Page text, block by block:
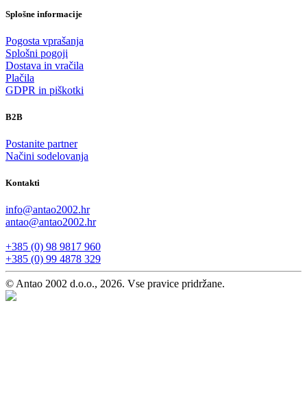
Splošne informacije
Pogosta vprašanja
Splošni pogoji
Dostava in vračila
Plačila
GDPR in piškotki
B2B
Postanite partner
Načini sodelovanja
Kontakti
info@antao2002.hr
antao@antao2002.hr
+385 (0) 98 9817 960
+385 (0) 99 4878 329
© Antao 2002 d.o.o., 2026. Vse pravice pridržane.